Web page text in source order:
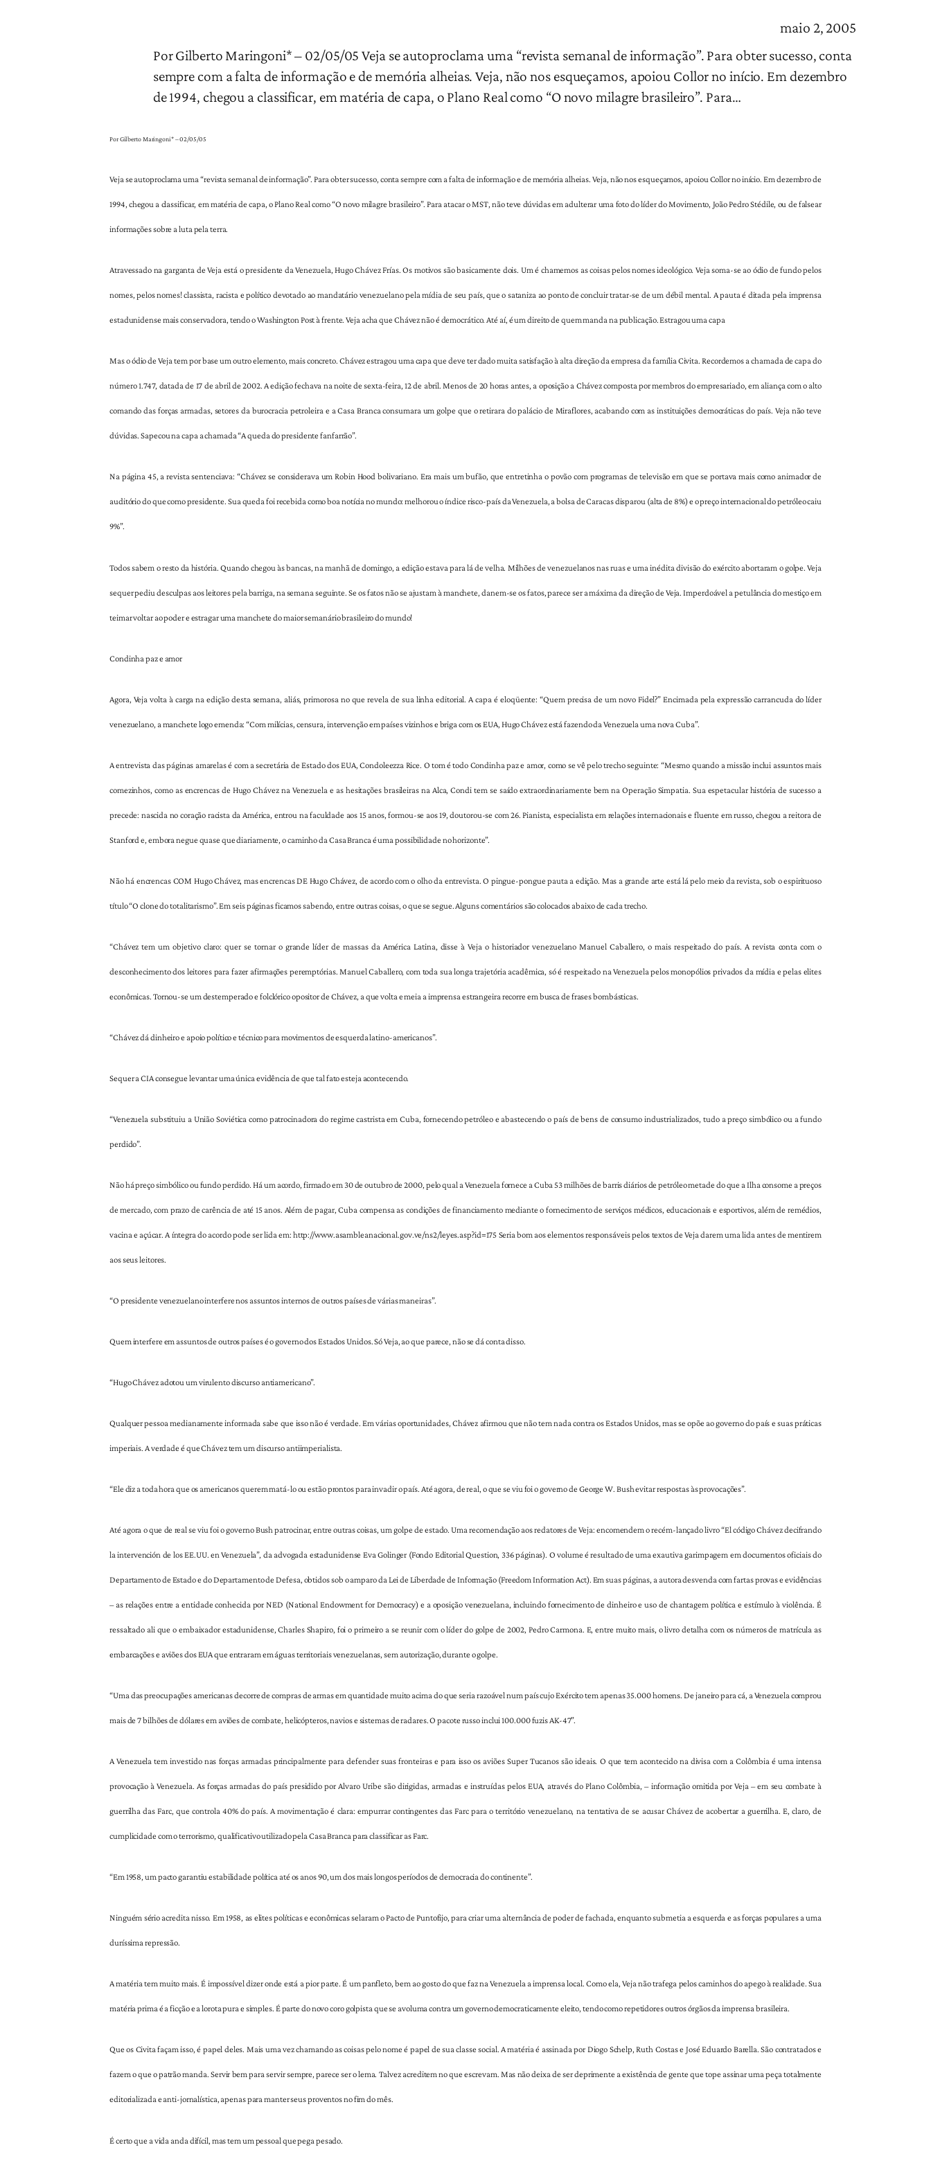
maio 2, 2005
Por Gilberto Maringoni* – 02/05/05 Veja se autoproclama uma “revista semanal de informação”. Para obter sucesso, conta
sempre com a falta de informação e de memória alheias. Veja, não nos esqueçamos, apoiou Collor no início. Em dezembro
de 1994, chegou a classificar, em matéria de capa, o Plano Real como “O novo milagre brasileiro”. Para…
Por Gilberto Maringoni* – 02/05/05
Veja se autoproclama uma “revista semanal de informação”. Para obter sucesso, conta sempre com a falta de informação e de memória alheias. Veja, não nos esqueçamos, apoiou Collor no início. Em dezembro de
1994, chegou a classificar, em matéria de capa, o Plano Real como “O novo milagre brasileiro”. Para atacar o MST, não teve dúvidas em adulterar uma foto do líder do Movimento, João Pedro Stédile, ou de falsear
informações sobre a luta pela terra.
Atravessado na garganta de Veja está o presidente da Venezuela, Hugo Chávez Frías. Os motivos são basicamente dois. Um é chamemos as coisas pelos nomes ideológico. Veja soma-se ao ódio de fundo pelos
nomes, pelos nomes! classista, racista e político devotado ao mandatário venezuelano pela mídia de seu país, que o sataniza ao ponto de concluir tratar-se de um débil mental. A pauta é ditada pela imprensa
estadunidense mais conservadora, tendo o Washington Post à frente. Veja acha que Chávez não é democrático. Até aí, é um direito de quem manda na publicação. Estragou uma capa
Mas o ódio de Veja tem por base um outro elemento, mais concreto. Chávez estragou uma capa que deve ter dado muita satisfação à alta direção da empresa da família Civita. Recordemos a chamada de capa do
número 1.747, datada de 17 de abril de 2002. A edição fechava na noite de sexta-feira, 12 de abril. Menos de 20 horas antes, a oposição a Chávez composta por membros do empresariado, em aliança com o alto
comando das forças armadas, setores da burocracia petroleira e a Casa Branca consumara um golpe que o retirara do palácio de Miraflores, acabando com as instituições democráticas do país. Veja não teve
dúvidas. Sapecou na capa a chamada “A queda do presidente fanfarrão”.
Na página 45, a revista sentenciava: “Chávez se considerava um Robin Hood bolivariano. Era mais um bufão, que entretinha o povão com programas de televisão em que se portava mais como animador de
auditório do que como presidente. Sua queda foi recebida como boa notícia no mundo: melhorou o índice risco-país da Venezuela, a bolsa de Caracas disparou (alta de 8%) e o preço internacional do petróleo caiu
9%”.
Todos sabem o resto da história. Quando chegou às bancas, na manhã de domingo, a edição estava para lá de velha. Milhões de venezuelanos nas ruas e uma inédita divisão do exército abortaram o golpe. Veja
sequer pediu desculpas aos leitores pela barriga, na semana seguinte. Se os fatos não se ajustam à manchete, danem-se os fatos, parece ser a máxima da direção de Veja. Imperdoável a petulância do mestiço em
teimar voltar ao poder e estragar uma manchete do maior semanário brasileiro do mundo!
Condinha paz e amor
Agora, Veja volta à carga na edição desta semana, aliás, primorosa no que revela de sua linha editorial. A capa é eloqüente: “Quem precisa de um novo Fidel?” Encimada pela expressão carrancuda do líder
venezuelano, a manchete logo emenda: “Com milícias, censura, intervenção em países vizinhos e briga com os EUA, Hugo Chávez está fazendo da Venezuela uma nova Cuba”.
A entrevista das páginas amarelas é com a secretária de Estado dos EUA, Condoleezza Rice. O tom é todo Condinha paz e amor, como se vê pelo trecho seguinte: “Mesmo quando a missão inclui assuntos mais
comezinhos, como as encrencas de Hugo Chávez na Venezuela e as hesitações brasileiras na Alca, Condi tem se saído extraordinariamente bem na Operação Simpatia. Sua espetacular história de sucesso a
precede: nascida no coração racista da América, entrou na faculdade aos 15 anos, formou-se aos 19, doutorou-se com 26. Pianista, especialista em relações internacionais e fluente em russo, chegou a reitora de
Stanford e, embora negue quase que diariamente, o caminho da Casa Branca é uma possibilidade no horizonte”.
Não há encrencas COM Hugo Chávez, mas encrencas DE Hugo Chávez, de acordo com o olho da entrevista. O pingue-pongue pauta a edição. Mas a grande arte está lá pelo meio da revista, sob o espirituoso
título “O clone do totalitarismo”. Em seis páginas ficamos sabendo, entre outras coisas, o que se segue. Alguns comentários são colocados abaixo de cada trecho.
“Chávez tem um objetivo claro: quer se tornar o grande líder de massas da América Latina, disse à Veja o historiador venezuelano Manuel Caballero, o mais respeitado do país. A revista conta com o
desconhecimento dos leitores para fazer afirmações peremptórias. Manuel Caballero, com toda sua longa trajetória acadêmica, só é respeitado na Venezuela pelos monopólios privados da mídia e pelas elites
econômicas. Tornou-se um destemperado e folclórico opositor de Chávez, a que volta e meia a imprensa estrangeira recorre em busca de frases bombásticas.
“Chávez dá dinheiro e apoio político e técnico para movimentos de esquerda latino-americanos”.
Sequer a CIA consegue levantar uma única evidência de que tal fato esteja acontecendo.
“Venezuela substituiu a União Soviética como patrocinadora do regime castrista em Cuba, fornecendo petróleo e abastecendo o país de bens de consumo industrializados, tudo a preço simbólico ou a fundo
perdido”.
Não há preço simbólico ou fundo perdido. Há um acordo, firmado em 30 de outubro de 2000, pelo qual a Venezuela fornece a Cuba 53 milhões de barris diários de petróleo metade do que a Ilha consome a preços
de mercado, com prazo de carência de até 15 anos. Além de pagar, Cuba compensa as condições de financiamento mediante o fornecimento de serviços médicos, educacionais e esportivos, além de remédios,
vacina e açúcar. A íntegra do acordo pode ser lida em: http://www.asambleanacional.gov.ve/ns2/leyes.asp?id=175 Seria bom aos elementos responsáveis pelos textos de Veja darem uma lida antes de mentirem
aos seus leitores.
“O presidente venezuelano interfere nos assuntos internos de outros países de várias maneiras”.
Quem interfere em assuntos de outros países é o governo dos Estados Unidos. Só Veja, ao que parece, não se dá conta disso.
“Hugo Chávez adotou um virulento discurso antiamericano”.
Qualquer pessoa medianamente informada sabe que isso não é verdade. Em várias oportunidades, Chávez afirmou que não tem nada contra os Estados Unidos, mas se opõe ao governo do país e suas práticas
imperiais. A verdade é que Chávez tem um discurso antiimperialista.
“Ele diz a toda hora que os americanos querem matá-lo ou estão prontos para invadir o país. Até agora, de real, o que se viu foi o governo de George W. Bush evitar respostas às provocações”.
Até agora o que de real se viu foi o governo Bush patrocinar, entre outras coisas, um golpe de estado. Uma recomendação aos redatores de Veja: encomendem o recém-lançado livro “El código Chávez decifrando
la intervención de los EE.UU. en Venezuela”, da advogada estadunidense Eva Golinger (Fondo Editorial Question, 336 páginas). O volume é resultado de uma exautiva garimpagem em documentos oficiais do
Departamento de Estado e do Departamento de Defesa, obtidos sob o amparo da Lei de Liberdade de Informação (Freedom Information Act). Em suas páginas, a autora desvenda com fartas provas e evidências
– as relações entre a entidade conhecida por NED (National Endowment for Democracy) e a oposição venezuelana, incluindo fornecimento de dinheiro e uso de chantagem política e estímulo à violência. É
ressaltado ali que o embaixador estadunidense, Charles Shapiro, foi o primeiro a se reunir com o líder do golpe de 2002, Pedro Carmona. E, entre muito mais, o livro detalha com os números de matrícula as
embarcações e aviões dos EUA que entraram em águas territoriais venezuelanas, sem autorização, durante o golpe.
“Uma das preocupações americanas decorre de compras de armas em quantidade muito acima do que seria razoável num país cujo Exército tem apenas 35.000 homens. De janeiro para cá, a Venezuela comprou
mais de 7 bilhões de dólares em aviões de combate, helicópteros, navios e sistemas de radares. O pacote russo inclui 100.000 fuzis AK-47”.
A Venezuela tem investido nas forças armadas principalmente para defender suas fronteiras e para isso os aviões Super Tucanos são ideais. O que tem acontecido na divisa com a Colômbia é uma intensa
provocação à Venezuela. As forças armadas do país presidido por Alvaro Uribe são dirigidas, armadas e instruídas pelos EUA, através do Plano Colômbia, – informação omitida por Veja – em seu combate à
guerrilha das Farc, que controla 40% do país. A movimentação é clara: empurrar contingentes das Farc para o território venezuelano, na tentativa de se acusar Chávez de acobertar a guerrilha. E, claro, de
cumplicidade com o terrorismo, qualificativo utilizado pela Casa Branca para classificar as Farc.
“Em 1958, um pacto garantiu estabilidade política até os anos 90, um dos mais longos períodos de democracia do continente”.
Ninguém sério acredita nisso. Em 1958, as elites políticas e econômicas selaram o Pacto de Puntofijo, para criar uma alternância de poder de fachada, enquanto submetia a esquerda e as forças populares a uma
duríssima repressão.
A matéria tem muito mais. É impossível dizer onde está a pior parte. É um panfleto, bem ao gosto do que faz na Venezuela a imprensa local. Como ela, Veja não trafega pelos caminhos do apego à realidade. Sua
matéria prima é a ficção e a lorota pura e simples. É parte do novo coro golpista que se avoluma contra um governo democraticamente eleito, tendo como repetidores outros órgãos da imprensa brasileira.
Que os Civita façam isso, é papel deles. Mais uma vez chamando as coisas pelo nome é papel de sua classe social. A matéria é assinada por Diogo Schelp, Ruth Costas e José Eduardo Barella. São contratados e
fazem o que o patrão manda. Servir bem para servir sempre, parece ser o lema. Talvez acreditem no que escrevam. Mas não deixa de ser deprimente a existência de gente que tope assinar uma peça totalmente
editorializada e anti-jornalística, apenas para manter seus proventos no fim do mês.
É certo que a vida anda difícil, mas tem um pessoal que pega pesado.